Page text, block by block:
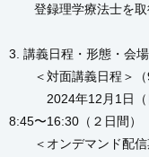
登録理学療法士を取
3. 講義日程・形態・会場
＜対面講義日程＞（9
2024年12月1日（日
8:45〜16:30（２日間）
＜オンデマンド配信